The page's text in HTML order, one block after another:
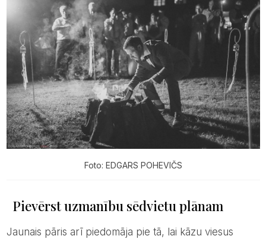
Foto: EDGARS POHEVIČS
Pievērst uzmanību sēdvietu plānam
Jaunais pāris arī piedomāja pie tā, lai kāzu viesus